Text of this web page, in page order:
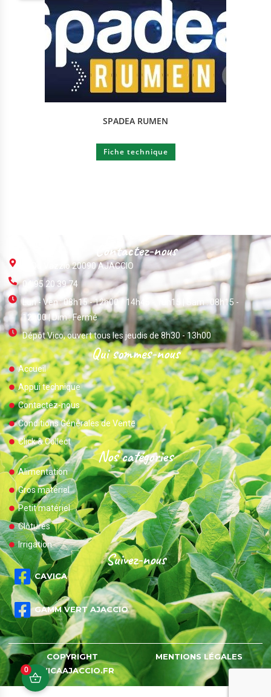
SPADEA RUMEN
Fiche technique
Contactez-nous
ZI Du Vazzio 20090 AJACCIO
04 95 20 39 74
Lun - Ven : 08h15 - 12h00 / 14h45 - 18h15 | Sam : 08h15 -
12h00 | Dim : Fermé
Dépôt Vico, ouvert tous les jeudis de 8h30 - 13h00
Qui sommes-nous
Accueil
Appui technique
Contactez-nous
Conditions Générales de Vente
Click & Collect
Nos catégories
Alimentation
Gros matériel
Petit matériel
Clôtures
Irrigation
Suivez-nous
CAVICA
GAMM VERT AJACCIO
COPYRIGHT
CAVICAAJACCIO.FR
MENTIONS LÉGALES
0